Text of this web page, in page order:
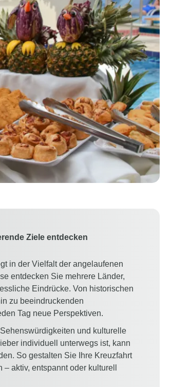
Ziele entdecken
in der Vielfalt der angelaufenen
entdecken Sie mehrere Länder,
Eindrücke. Von historischen
zu beeindruckenden
Tag neue Perspektiven.
und kulturelle
individuell unterwegs ist, kann
So gestalten Sie Ihre Kreuzfahrt
aktiv, entspannt oder kulturell